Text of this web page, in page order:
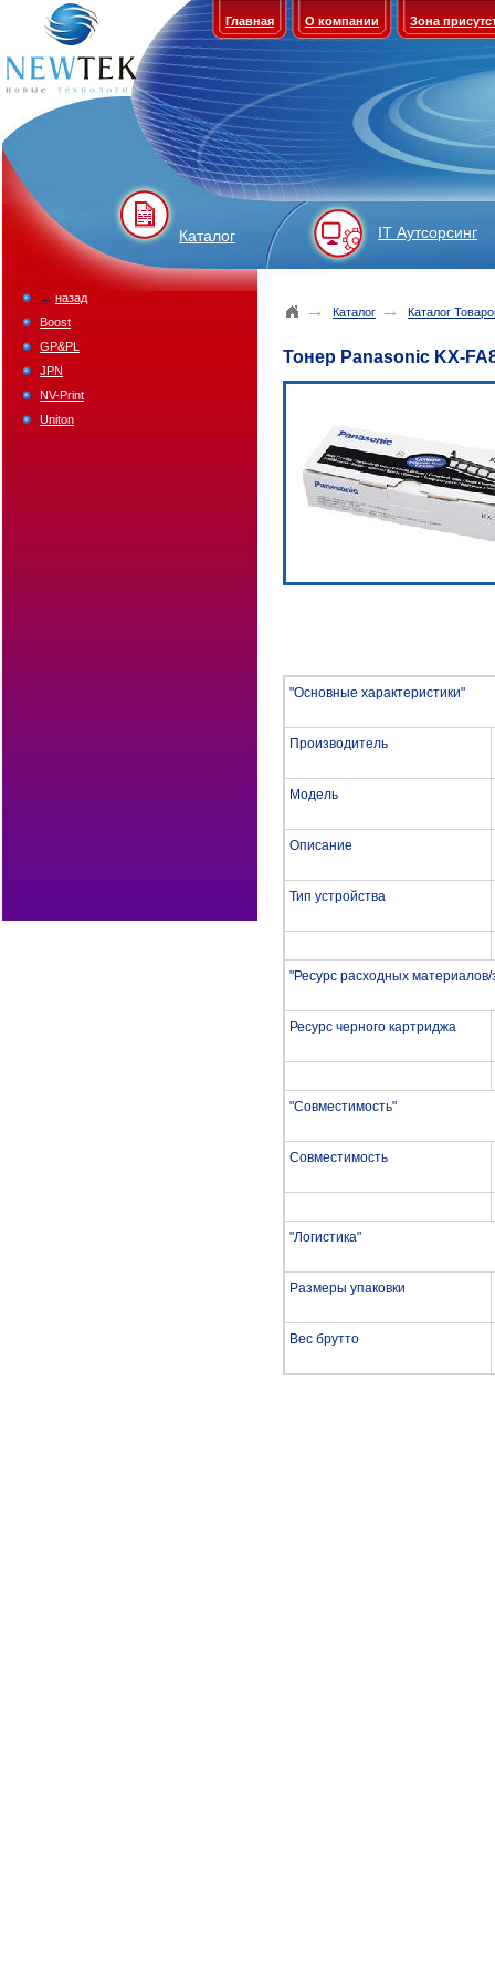
Главная О компании Зона
Каталог IT Аутсорсинг
→ Каталог → Каталог
Тонер Panasonic KX-
"Основные характеристики"
Производитель
Модель
Описание
Тип устройства
"Ресурс расходных
Ресурс черного картриджа
"Совместимость"
Совместимость
"Логистика"
Размеры упаковки
Вес брутто
← назад
Boost
GP&PL
JPN
NV-Print
Uniton